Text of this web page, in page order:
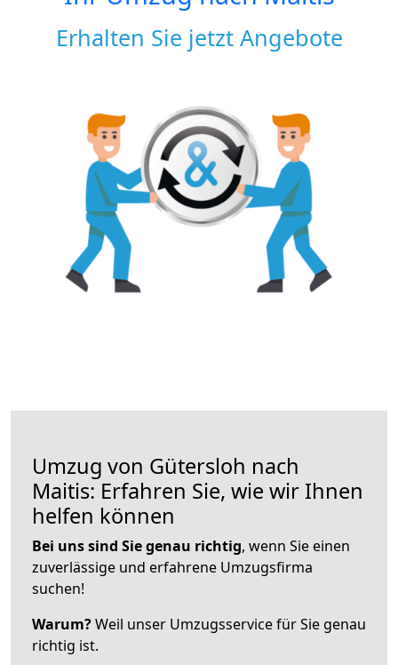
Erhalten Sie jetzt Angebote
Umzug von Gütersloh nach
Maitis: Erfahren Sie, wie wir Ihnen
helfen können
Bei uns sind Sie genau richtig, wenn Sie einen
zuverlässige und erfahrene Umzugsfirma
suchen!
Warum?Weil unser Umzugsservice für Sie genau
richtig ist.